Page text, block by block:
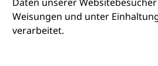
Weisungen und unter
verarbeitet.